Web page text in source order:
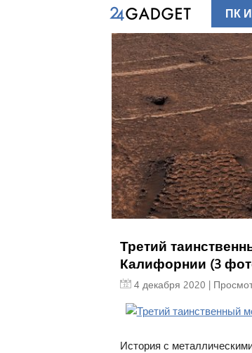
Третий
Калифорнии (3
4 декабря 2020 |
История с
ПК